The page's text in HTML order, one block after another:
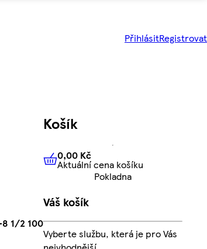
PřihlásitRegistrovat
1/2 100
Košík
0,00 KčAktuální cena košíku
0,00 Kč
Aktuální cena košíku
Pokladna
Váš košík
Vyberte službu, která je pro Vás